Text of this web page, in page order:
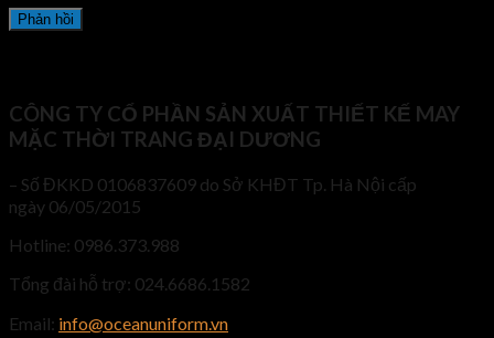
CÔNG TY CỔ PHẦN SẢN XUẤT THIẾT KẾ MAY
MẶC THỜI TRANG ĐẠI DƯƠNG
– Số ĐKKD 0106837609 do Sở KHĐT Tp. Hà Nội cấp
ngày 06/05/2015
Hotline: 0986.373.988
Tổng đài hỗ trợ: 024.6686.1582
Email: info@oceanuniform.vn